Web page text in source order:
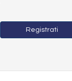
Registrati